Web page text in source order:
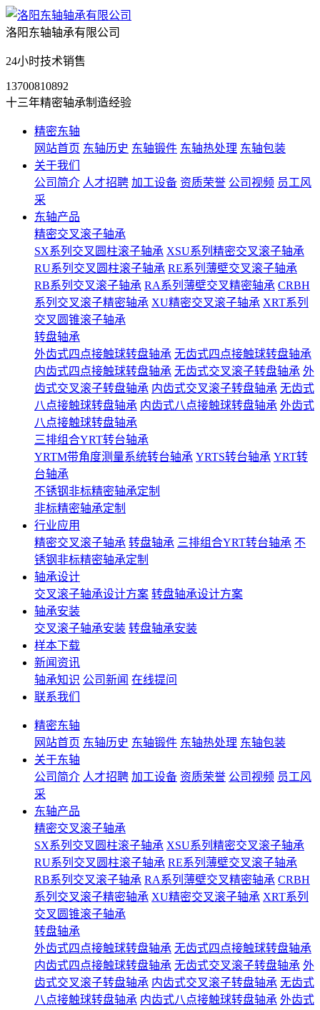
洛阳东轴轴承有限公司
24小时技术销售
13700810892
十三年精密轴承制造经验
精密东轴
网站首页 东轴历史 东轴锻件 东轴热处理 东轴包装
关于我们
公司简介 人才招聘 加工设备 资质荣誉 公司视频 员工风
采
东轴产品
精密交叉滚子轴承
SX系列交叉圆柱滚子轴承 XSU系列精密交叉滚子轴承
RU系列交叉圆柱滚子轴承 RE系列薄壁交叉滚子轴承
RB系列交叉滚子轴承 RA系列薄壁交叉精密轴承 CRBH
系列交叉滚子精密轴承 XU精密交叉滚子轴承 XRT系列
交叉圆锥滚子轴承
转盘轴承
外齿式四点接触球转盘轴承 无齿式四点接触球转盘轴承
内齿式四点接触球转盘轴承 无齿式交叉滚子转盘轴承 外
齿式交叉滚子转盘轴承 内齿式交叉滚子转盘轴承 无齿式
八点接触球转盘轴承 内齿式八点接触球转盘轴承 外齿式
八点接触球转盘轴承
三排组合YRT转台轴承
YRTM带角度测量系统转台轴承 YRTS转台轴承 YRT转
台轴承
不锈钢非标精密轴承定制
非标精密轴承定制
行业应用
精密交叉滚子轴承 转盘轴承 三排组合YRT转台轴承 不
锈钢非标精密轴承定制
轴承设计
交叉滚子轴承设计方案 转盘轴承设计方案
轴承安装
交叉滚子轴承安装 转盘轴承安装
样本下载
新闻资讯
轴承知识 公司新闻 在线提问
联系我们
精密东轴
网站首页 东轴历史 东轴锻件 东轴热处理 东轴包装
关于东轴
公司简介 人才招聘 加工设备 资质荣誉 公司视频 员工风
采
东轴产品
精密交叉滚子轴承
SX系列交叉圆柱滚子轴承 XSU系列精密交叉滚子轴承
RU系列交叉圆柱滚子轴承 RE系列薄壁交叉滚子轴承
RB系列交叉滚子轴承 RA系列薄壁交叉精密轴承 CRBH
系列交叉滚子精密轴承 XU精密交叉滚子轴承 XRT系列
交叉圆锥滚子轴承
转盘轴承
外齿式四点接触球转盘轴承 无齿式四点接触球转盘轴承
内齿式四点接触球转盘轴承 无齿式交叉滚子转盘轴承 外
齿式交叉滚子转盘轴承 内齿式交叉滚子转盘轴承 无齿式
八点接触球转盘轴承 内齿式八点接触球转盘轴承 外齿式